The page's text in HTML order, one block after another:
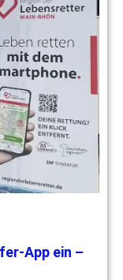
App ein –